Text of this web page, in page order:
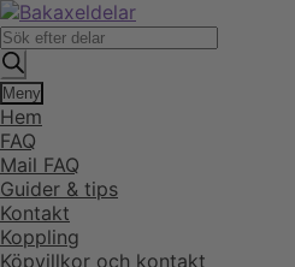
Hoppa
till
navigering
Hoppa
till
innehåll
Produktsökning
Meny
Hem
FAQ
Mail FAQ
Guider & tips
Kontakt
Koppling
Köpvillkor och kontakt